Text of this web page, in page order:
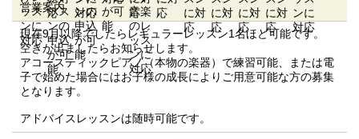
営業案内
現在9月以降でしたらレギュラーレッスン1名ほど可能です。
空きが出ましたらお知らせします。
アコースティックピアノ（本物の楽器）で練習可能、または電
子で始めた場合にはお子様の成長によりご用意可能な方の募集
となります。
アドバイスレッスンは随時可能です。